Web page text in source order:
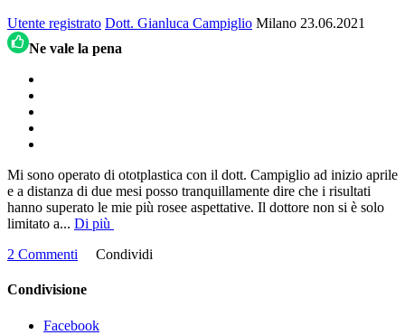
Utente registrato Dott. Gianluca Campiglio Milano 23.06.2021
Ne vale la pena
Mi sono operato di ototplastica con il dott. Campiglio ad inizio aprile
e a distanza di due mesi posso tranquillamente dire che i risultati
hanno superato le mie più rosee aspettative. Il dottore non si è solo
limitato a... Di più
2 Commenti
Condividi
Condivisione
Facebook